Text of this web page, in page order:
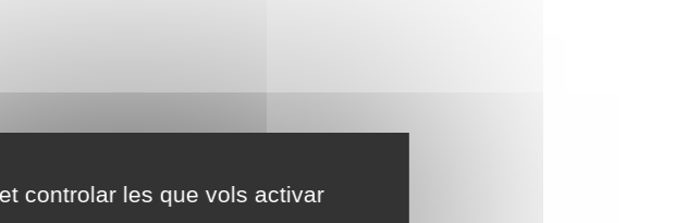
controlar les que vols activar